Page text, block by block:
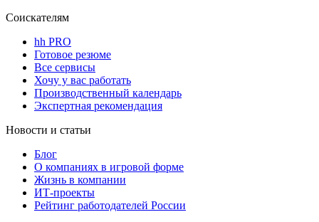
Соискателям
hh PRO
Готовое резюме
Все сервисы
Хочу у вас работать
Производственный календарь
Экспертная рекомендация
Новости и статьи
Блог
О компаниях в игровой форме
Жизнь в компании
ИТ-проекты
Рейтинг работодателей России